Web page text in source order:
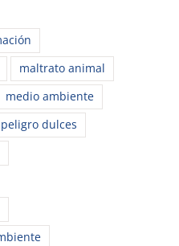
maltrato animal
medio ambiente
peligro dulces